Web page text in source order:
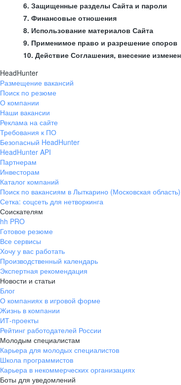
6. Защищенные разделы Сайта и пароли
7. Финансовые отношения
8. Использование материалов Сайта
9. Применимое право и разрешение споров
10. Действие Соглашения, внесение
HeadHunter
Размещение вакансий
Поиск по резюме
О компании
Наши вакансии
Реклама на сайте
Требования к ПО
Безопасный HeadHunter
HeadHunter API
Партнерам
Инвесторам
Каталог компаний
Поиск по вакансиям в Лыткарино (Московская область)
Сетка: соцсеть для нетворкинга
Соискателям
hh PRO
Готовое резюме
Все сервисы
Хочу у вас работать
Производственный календарь
Экспертная рекомендация
Новости и статьи
Блог
О компаниях в игровой форме
Жизнь в компании
ИТ-проекты
Рейтинг работодателей России
Молодым специалистам
Карьера для молодых специалистов
Школа программистов
Карьера в некоммерческих организациях
Боты для уведомлений